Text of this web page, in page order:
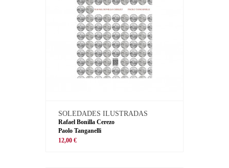
SOLEDADES ILUSTRADAS
Rafael Bonilla Cerezo
Paolo Tanganelli
12,00 €